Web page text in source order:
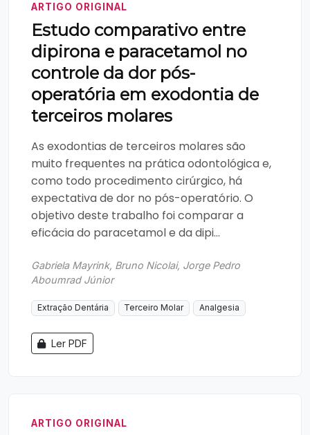
ARTIGO ORIGINAL
Estudo comparativo entre
dipirona e paracetamol no
controle da dor pós-
operatória em exodontia de
terceiros molares
As exodontias de terceiros molares são
muito frequentes na prática odontológica e,
como todo procedimento cirúrgico, há
expectativa de dor no pós-operatório. O
objetivo deste trabalho foi comparar a
eficácia do paracetamol e da dipi...
Gabriela Mayrink, Bruno Nicolai, Jorge Pedro
Aboumrad Júnior
Extração Dentária Terceiro Molar Analgesia
Ler PDF
ARTIGO ORIGINAL